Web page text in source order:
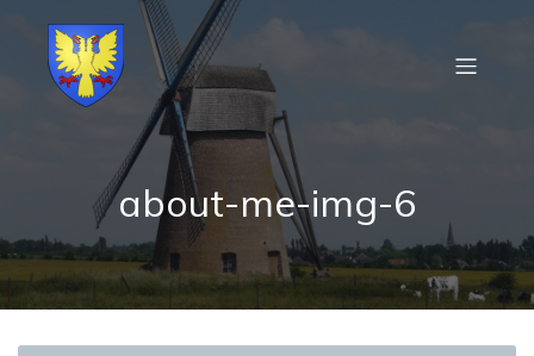
about-me-img-6